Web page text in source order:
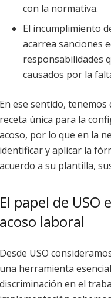
con la normativa.
El incumplimiento
acarrea sanciones
responsabilidades
causados por la
En ese sentido,
receta única para la
acoso, por lo que en la
identificar y aplicar la
acuerdo a su plantilla,
El papel de USO
acoso laboral
Desde USO
una herramienta
discriminación en el